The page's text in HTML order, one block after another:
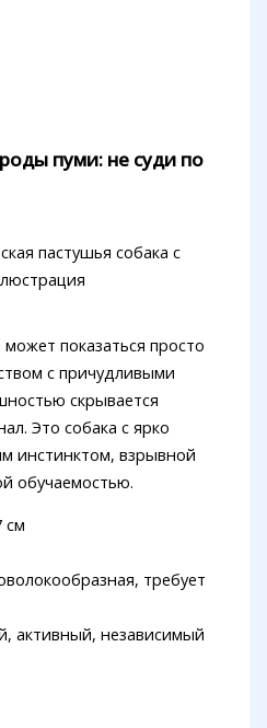
пуми: не суди по
показаться просто
с причудливыми
скрывается
Это собака с ярко
инстинктом, взрывной
обучаемостью.
см
требует
активный, независимый